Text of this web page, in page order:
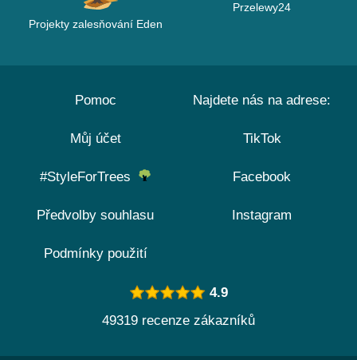
Projekty zalesňování Eden
Przelewy24
Pomoc
Můj účet
#StyleForTrees
Předvolby souhlasu
Podmínky použití
Najdete nás na adrese:
TikTok
Facebook
Instagram
4.9
49319 recenze zákazníků